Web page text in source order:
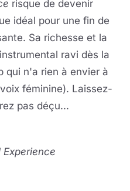
risque de devenir
idéal pour une fin de
Sa richesse et la
ravi dès la
qui n'a rien à envier à
féminine). Laissez-
pas déçu...
Experience